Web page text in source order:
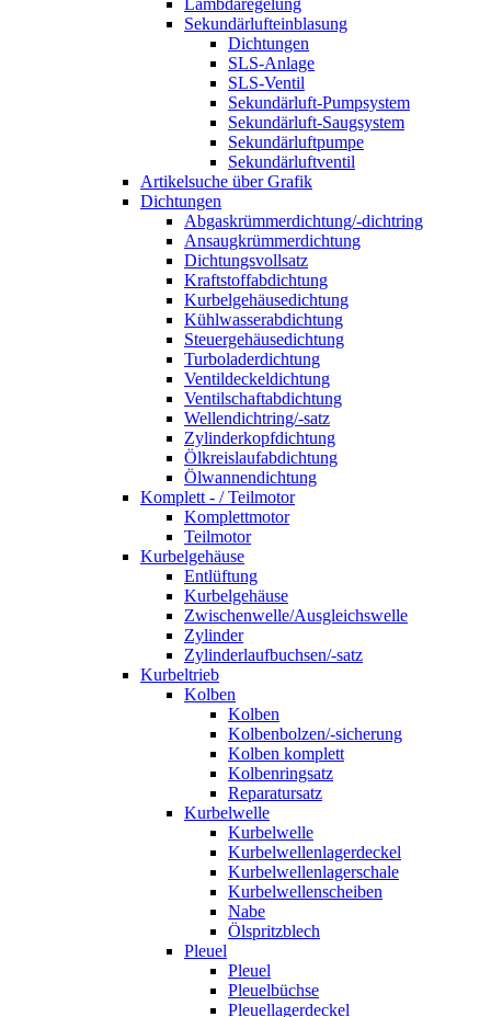
Lambdaregelung
Sekundärlufteinblasung
Dichtungen
SLS-Anlage
SLS-Ventil
Sekundärluft-Pumpsystem
Sekundärluft-Saugsystem
Sekundärluftpumpe
Sekundärluftventil
Artikelsuche über Grafik
Dichtungen
Abgaskrümmerdichtung/-dichtring
Ansaugkrümmerdichtung
Dichtungsvollsatz
Kraftstoffabdichtung
Kurbelgehäusedichtung
Kühlwasserabdichtung
Steuergehäusedichtung
Turboladerdichtung
Ventildeckeldichtung
Ventilschaftabdichtung
Wellendichtring/-satz
Zylinderkopfdichtung
Ölkreislaufabdichtung
Ölwannendichtung
Komplett - / Teilmotor
Komplettmotor
Teilmotor
Kurbelgehäuse
Entlüftung
Kurbelgehäuse
Zwischenwelle/Ausgleichswelle
Zylinder
Zylinderlaufbuchsen/-satz
Kurbeltrieb
Kolben
Kolben
Kolbenbolzen/-sicherung
Kolben komplett
Kolbenringsatz
Reparatursatz
Kurbelwelle
Kurbelwelle
Kurbelwellenlagerdeckel
Kurbelwellenlagerschale
Kurbelwellenscheiben
Nabe
Ölspritzblech
Pleuel
Pleuel
Pleuelbüchse
Pleuellagerdeckel